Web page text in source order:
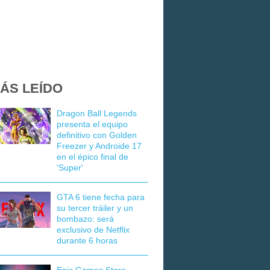
LEÍDO
Dragon Ball Legends
presenta el equipo
definitivo con Golden
Freezer y Androide 17
en el épico final de
'Super'
GTA 6 tiene fecha para
su tercer tráiler y un
bombazo: será
exclusivo de Netflix
durante 6 horas